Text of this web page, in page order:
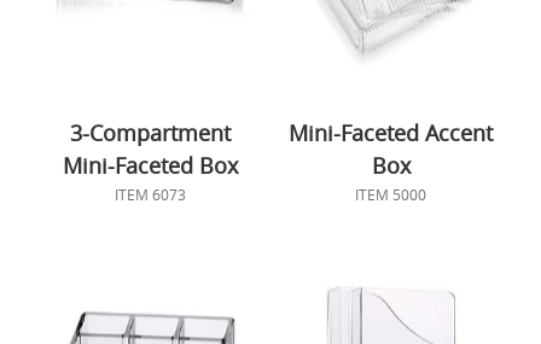
3-Compartment
Mini-Faceted Box
ITEM 6073
Mini-Faceted Accent
Box
ITEM 5000